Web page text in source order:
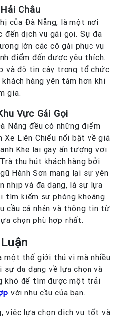
Châu
của Đà Nẵng, là một nơi
đến dịch vụ gái gọi. Sự đa
lớn các cô gái phục vụ
điểm đến được yêu thích.
và độ tin cậy trong tổ chức
hàng yên tâm hơn khi
gia.
Vực Gái Gọi
Nẵng đều có những điểm
Xe Liên Chiểu nổi bật về giá
Khê lại gây ấn tượng với
thu hút khách hàng bởi
Hành Sơn mang lại sự yên
nhịp và đa dạng, là sự lựa
tìm kiếm sự phóng khoáng.
cầu cá nhân và thông tin từ
chọn phù hợp nhất.
một thế giới thú vị mà nhiều
sự đa dạng về lựa chọn và
khó để tìm được một trải
với nhu cầu của bạn.
việc lựa chọn dịch vụ tốt và